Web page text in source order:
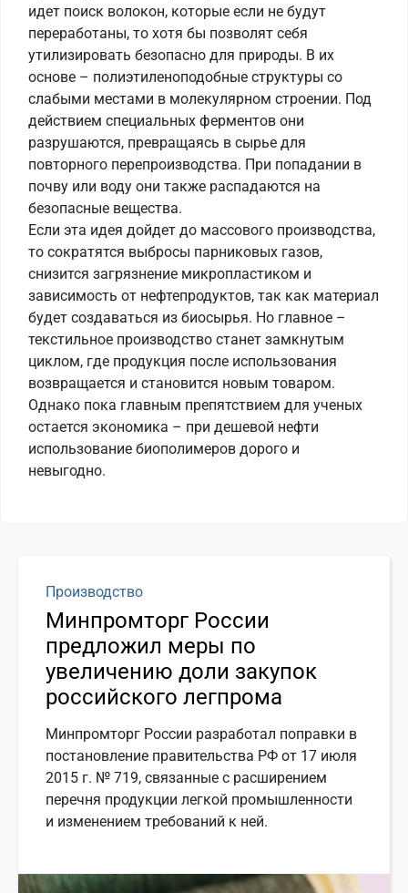
идет поиск волокон, которые если не будут
переработаны, то хотя бы позволят себя
утилизировать безопасно для природы. В их
основе – полиэтиленоподобные структуры со
слабыми местами в молекулярном строении. Под
действием специальных ферментов они
разрушаются, превращаясь в сырье для
повторного перепроизводства. При попадании в
почву или воду они также распадаются на
безопасные вещества.
Если эта идея дойдет до массового производства,
то сократятся выбросы парниковых газов,
снизится загрязнение микропластиком и
зависимость от нефтепродуктов, так как материал
будет создаваться из биосырья. Но главное –
текстильное производство станет замкнутым
циклом, где продукция после использования
возвращается и становится новым товаром.
Однако пока главным препятствием для ученых
остается экономика – при дешевой нефти
использование биополимеров дорого и
невыгодно.
Производство
Минпромторг России
предложил меры по
увеличению доли закупок
российского легпрома
Минпромторг России разработал поправки в
постановление правительства РФ от 17 июля
2015 г. № 719, связанные с расширением
перечня продукции легкой промышленности
и изменением требований к ней.